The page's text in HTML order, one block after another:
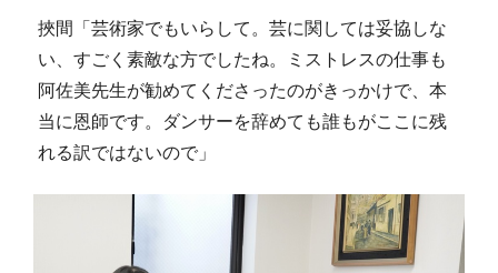
挾間「芸術家でもいらして。芸に関しては妥協しな
い、すごく素敵な方でしたね。ミストレスの仕事も
阿佐美先生が勧めてくださったのがきっかけで、本
当に恩師です。ダンサーを辞めても誰もがここに残
れる訳ではないので」